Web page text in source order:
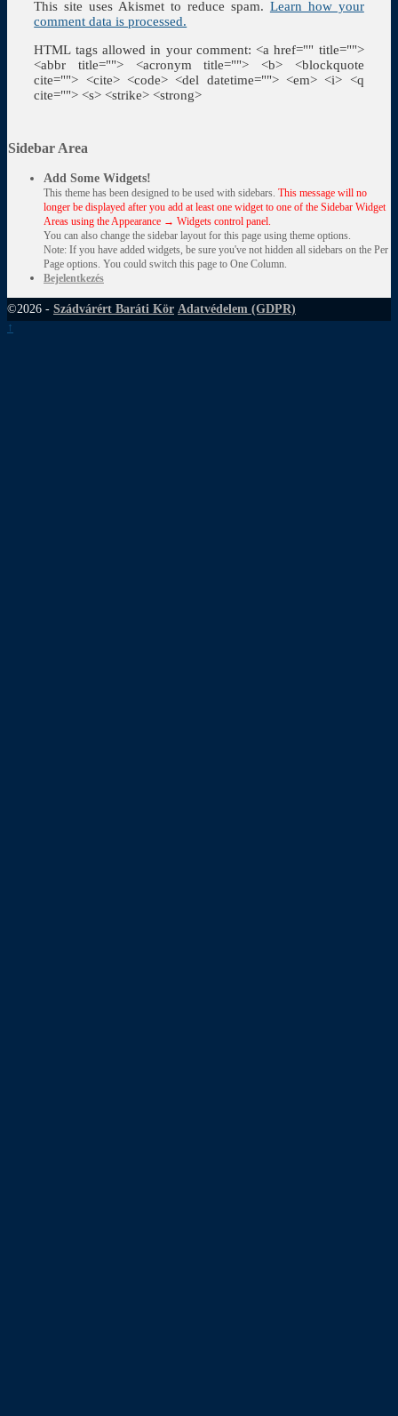
This site uses Akismet to reduce spam. Learn how your
comment data is processed.
HTML tags allowed in your comment: <a href="" title="">
<abbr title=""> <acronym title=""> <b> <blockquote
cite=""> <cite> <code> <del datetime=""> <em> <i> <q
cite=""> <s> <strike> <strong>
Sidebar Area
Add Some Widgets!
This theme has been designed to be used with sidebars. This message will no
longer be displayed after you add at least one widget to one of the Sidebar Widget
Areas using the Appearance → Widgets control panel.
You can also change the sidebar layout for this page using theme options.
Note: If you have added widgets, be sure you've not hidden all sidebars on the Per
Page options. You could switch this page to One Column.
Bejelentkezés
©2026 - Szádvárért Baráti Kör Adatvédelem (GDPR)
↑